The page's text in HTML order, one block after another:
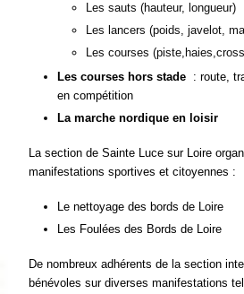
Les sauts (hauteur, longueur)
Les lancers (poids, javelot,
Les courses
Les courses hors stade : route,
en compétition
La marche nordique en loisir
La section de Sainte Luce sur Loire
manifestations sportives et citoyennes :
Le nettoyage des bords de Loire
Les Foulées des Bords de Loire
De nombreux adhérents de la section
bénévoles sur diverses manifestations